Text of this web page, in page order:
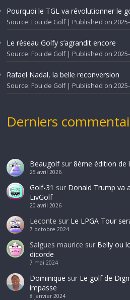
Pourquoi le TGL va révolutionner le
Source: Fou de Golf Published on
Le réseau Golfy s’agrandit encore
Source: Fou de Golf Published on
Rafael Nadal, la belle reconversion
Source: Fou de Golf Published on
Derniers
Beaugolfsur 8ème édition de
25 avril 2026
Golf-31 sur Donald Trump va
LivGolf
20 avril 2026
Leconte sur Le LPGA Tour
7 octobre 2024
Salgues maurice sur Belly ou
dicorde
7 mai 2024
Dominique sur Le golf de
impasse
8 janvier 2024